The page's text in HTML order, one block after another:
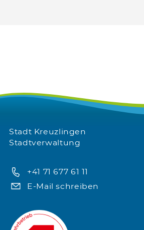
Stadt Kreuzlingen
Stadtverwaltung
+41 71 677 61 11
E-Mail schreiben